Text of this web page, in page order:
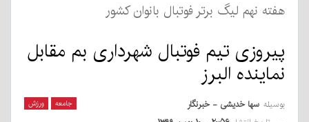
هفته نهم لیگ برتر فوتبال بانوان کشور
پیروزی تیم فوتبال شهرداری بم مقابل
نماینده البرز
جامعه ورزش بوسیله سها خدیشی - خبرنگار